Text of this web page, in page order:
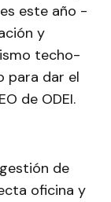
este año -
y
techo-
para dar el
de ODEI.
de
oficina y